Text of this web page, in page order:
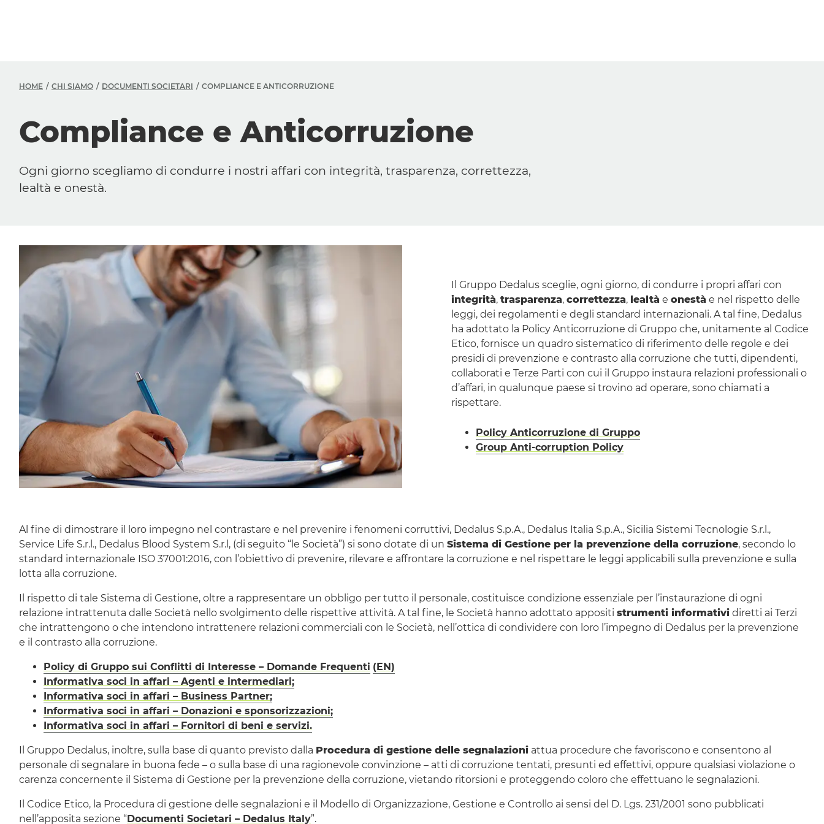
Storia
Compliance e Anticorruzione
HOME CHI SIAMO DOCUMENTI SOCIETARI COMPLIANCE E ANTICORRUZIONE
Compliance e Anticorruzione
Ogni giorno scegliamo di condurre i nostri affari con integrità, trasparenza, correttezza,
lealtà e onestà.
Il Gruppo Dedalus sceglie, ogni giorno, di condurre i propri affari con
integrità, trasparenza, correttezza, lealtà e onestà e nel rispetto delle
leggi, dei regolamenti e degli standard internazionali. A tal fine, Dedalus
ha adottato la Policy Anticorruzione di Gruppo che, unitamente al Codice
Etico, fornisce un quadro sistematico di riferimento delle regole e dei
presidi di prevenzione e contrasto alla corruzione che tutti, dipendenti,
collaborati e Terze Parti con cui il Gruppo instaura relazioni professionali o
d’affari, in qualunque paese si trovino ad operare, sono chiamati a
rispettare.
Policy Anticorruzione di Gruppo
Group Anti-corruption Policy
Al fine di dimostrare il loro impegno nel contrastare e nel prevenire i fenomeni corruttivi, Dedalus S.p.A., Dedalus Italia S.p.A., Sicilia Sistemi Tecnologie S.r.l.,
Service Life S.r.l., Dedalus Blood System S.r.l, (di seguito “le Società”) si sono dotate di un Sistema di Gestione per la prevenzione della corruzione, secondo lo
standard internazionale ISO 37001:2016, con l’obiettivo di prevenire, rilevare e affrontare la corruzione e nel rispettare le leggi applicabili sulla prevenzione e sulla
lotta alla corruzione.
Il rispetto di tale Sistema di Gestione, oltre a rappresentare un obbligo per tutto il personale, costituisce condizione essenziale per l’instaurazione di ogni
relazione intrattenuta dalle Società nello svolgimento delle rispettive attività. A tal fine, le Società hanno adottato appositi strumenti informativi diretti ai Terzi
che intrattengono o che intendono intrattenere relazioni commerciali con le Società, nell’ottica di condividere con loro l’impegno di Dedalus per la prevenzione
e il contrasto alla corruzione.
Policy di Gruppo sui Conflitti di Interesse – Domande Frequenti (EN)
Informativa soci in affari – Agenti e intermediari;
Informativa soci in affari – Business Partner;
Informativa soci in affari – Donazioni e sponsorizzazioni;
Informativa soci in affari – Fornitori di beni e servizi.
Il Gruppo Dedalus, inoltre, sulla base di quanto previsto dalla Procedura di gestione delle segnalazioni attua procedure che favoriscono e consentono al
personale di segnalare in buona fede – o sulla base di una ragionevole convinzione – atti di corruzione tentati, presunti ed effettivi, oppure qualsiasi violazione o
carenza concernente il Sistema di Gestione per la prevenzione della corruzione, vietando ritorsioni e proteggendo coloro che effettuano le segnalazioni.
Il Codice Etico, la Procedura di gestione delle segnalazioni e il Modello di Organizzazione, Gestione e Controllo ai sensi del D. Lgs. 231/2001 sono pubblicati
nell’apposita sezione “Documenti Societari – Dedalus Italy”.